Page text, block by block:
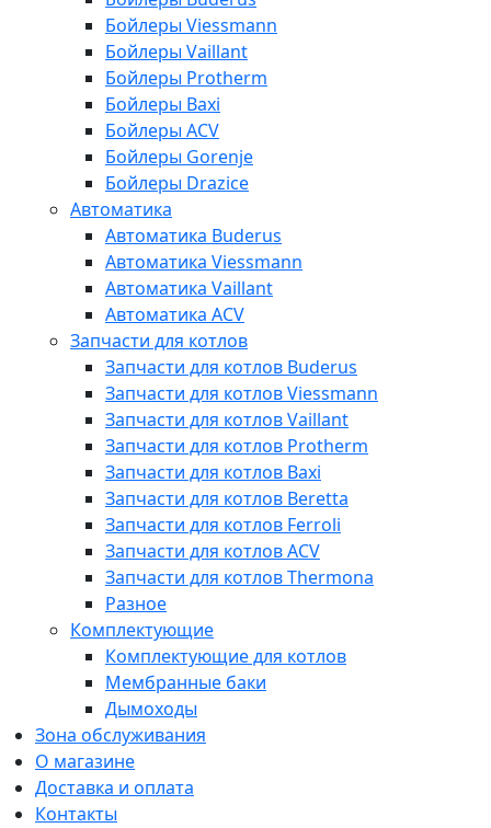
Бойлеры Viessmann
Бойлеры Vaillant
Бойлеры Protherm
Бойлеры Baxi
Бойлеры ACV
Бойлеры Gorenje
Бойлеры Drazice
Автоматика
Автоматика Buderus
Автоматика Viessmann
Автоматика Vaillant
Автоматика ACV
Запчасти для котлов
Запчасти для котлов Buderus
Запчасти для котлов Viessmann
Запчасти для котлов Vaillant
Запчасти для котлов Protherm
Запчасти для котлов Baxi
Запчасти для котлов Beretta
Запчасти для котлов Ferroli
Запчасти для котлов ACV
Запчасти для котлов Thermona
Разное
Комплектующие
Комплектующие для котлов
Мембранные баки
Дымоходы
Зона обслуживания
О магазине
Доставка и оплата
Контакты